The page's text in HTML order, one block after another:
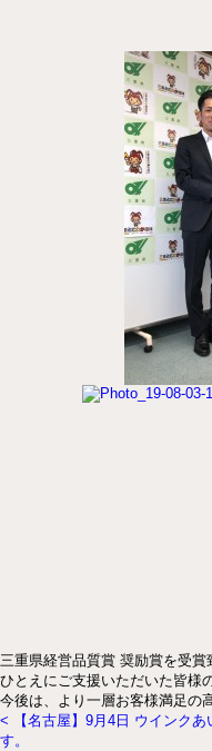
三重県経営品質賞 奨励賞を受賞
ひとえにご支援いただいた皆様
今後は、より一層お客様満足の
< 【名古屋】9月4日 ウインク
す。